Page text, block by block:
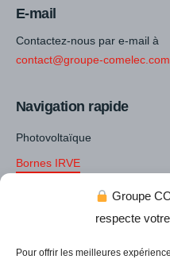
Groupe
respecte
Pour offrir les meilleures
E-mail
Contactez-nous par e-mail à
contact@groupe-comelec.com
Navigation rapide
Photovoltaïque
Bornes IRVE
Cartographie & prix de nos